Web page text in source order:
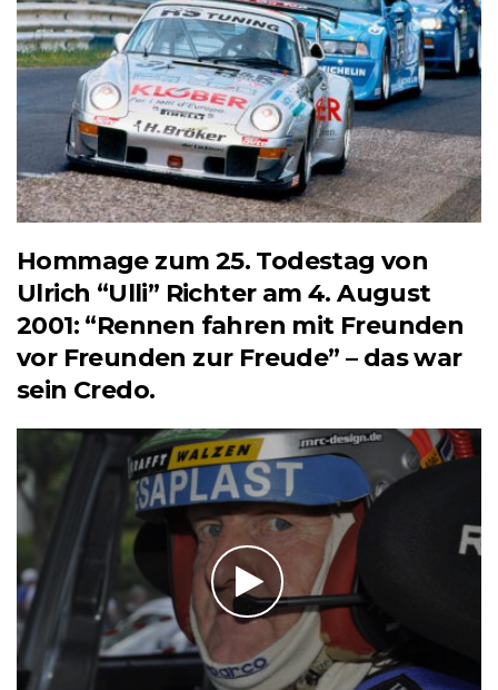
Hommage zum 25. Todestag von
Ulrich “Ulli” Richter am 4. August
2001: “Rennen fahren mit Freunden
vor Freunden zur Freude” – das war
sein Credo.